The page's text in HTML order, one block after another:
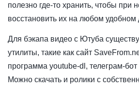
полезно где-то хранить, чтобы при
восстановить их на любом удобном
Для бэкапа видео с Ютуба
утилиты, такие как сайт
программа youtube-dl, телеграм-
Можно скачать и ролики с